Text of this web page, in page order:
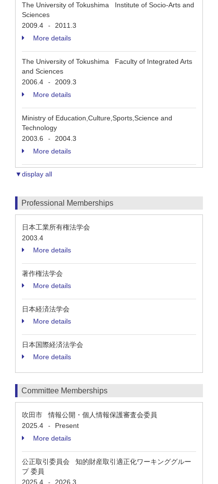
The University of Tokushima Institute of Socio-Arts and
Sciences
2009.4
-
2011.3
More details
The University of Tokushima Faculty of Integrated Arts
and Sciences
2006.4
-
2009.3
More details
Ministry of Education,Culture,Sports,Science and
Technology
2003.6
-
2004.3
More details
▼display all
Professional Memberships
日本工業所有権法学会
2003.4
More details
著作権法学会
More details
日本経済法学会
More details
日本国際経済法学会
More details
Committee Memberships
吹田市 情報公開・個人情報保護審査会委員
2025.4
-
Present
More details
公正取引委員会 知的財産取引適正化ワーキンググルー
プ 委員
2025.4
- 2026.3